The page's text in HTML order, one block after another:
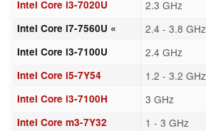
Intel Core i3-7020U 2.3 GHz
Intel Core i7-7560U « 2.4 - 3.8 GHz
Intel Core i3-7100U 2.4 GHz
Intel Core i5-7Y54 1.2 - 3.2 GHz
Intel Core i3-7100H 3 GHz
Intel Core m3-7Y32 1 - 3 GHz